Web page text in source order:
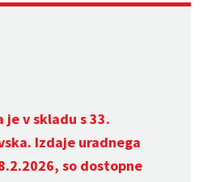
je v skladu s 33.
Izdaje uradnega
so dostopne